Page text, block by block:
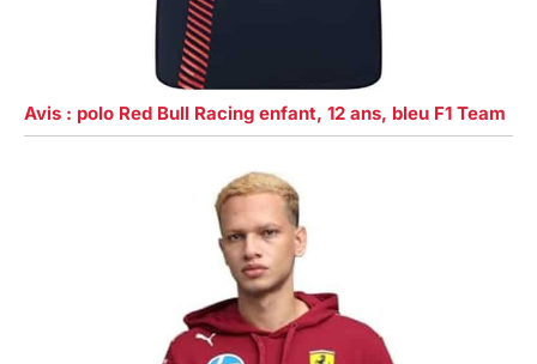
Avis : polo Red Bull Racing enfant, 12 ans, bleu F1 Team